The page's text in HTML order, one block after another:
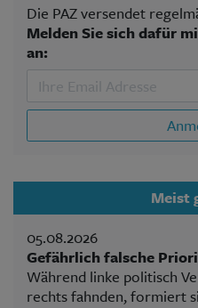
Die PAZ versendet
Melden Sie sich dafür
an:
Meist
05.08.2026
Gefährlich falsche
Während linke politisch
rechts fahnden, formiert